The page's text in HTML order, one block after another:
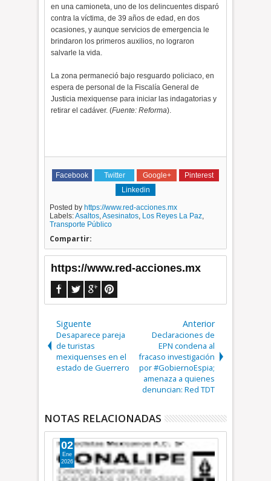
en una camioneta, uno de los delincuentes disparó
contra la víctima, de 39 años de edad, en dos
ocasiones, y aunque servicios de emergencia le
brindaron los primeros auxilios, no lograron
salvarle la vida.
La zona permaneció bajo resguardo policiaco, en
espera de personal de la Fiscalía General de
Justicia mexiquense para iniciar las indagatorias y
retirar el cadáver. (Fuente: Reforma).
Facebook Twitter Google+
Pinterest
Linkedin
Posted by https://www.red-acciones.mx
Labels:Asaltos,Asesinatos, Los Reyes La Paz,
Transporte Público
Compartir:
https://www.red-acciones.mx
Siguente
Desaparece pareja
de turistas
mexiquenses en el
estado de Guerrero
Anterior
Declaraciones de
EPN condena al
fracaso investigación
por #GobiernoEspia;
amenaza a quienes
denuncian: Red TDT
NOTAS RELACIONADAS
01
Sep
2025